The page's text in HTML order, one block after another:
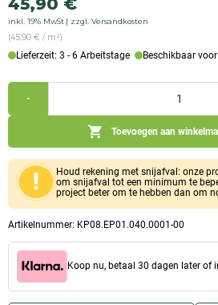
Artikelnummer: KP08.EP01.040.0001-00
prijs
was:
54,90
prijs
is:
45,90
inkl. 19% MwSt zzgl. Versandkosten
(45,90 € / m²)
-
(1.000x1.000x40mm)
Hoeveelheid
Toevoegen aan
Houd rekening met snijafval: onze
om snijafval tot een minimum te
project beter om te hebben dan om
Koop nu, betaal 30 dagen later of
Lieferzeit: 3 - 6 Arbeitstage Beschikbaar